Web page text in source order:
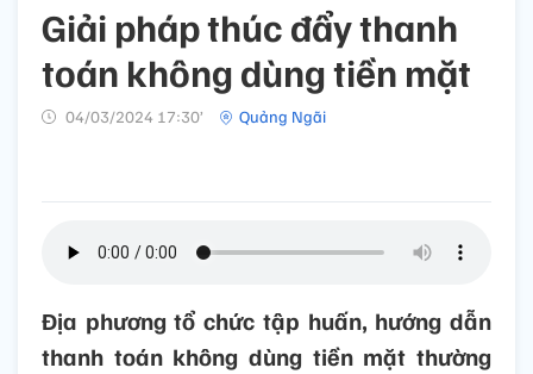
Giải pháp thúc đẩy thanh
toán không dùng tiền mặt
04/03/2024 17:30’ Quảng Ngãi
Địa phương tổ chức tập huấn, hướng dẫn
thanh toán không dùng tiền mặt thường